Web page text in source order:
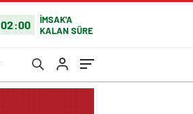
02:00
İMSAK'A
KALAN SÜRE